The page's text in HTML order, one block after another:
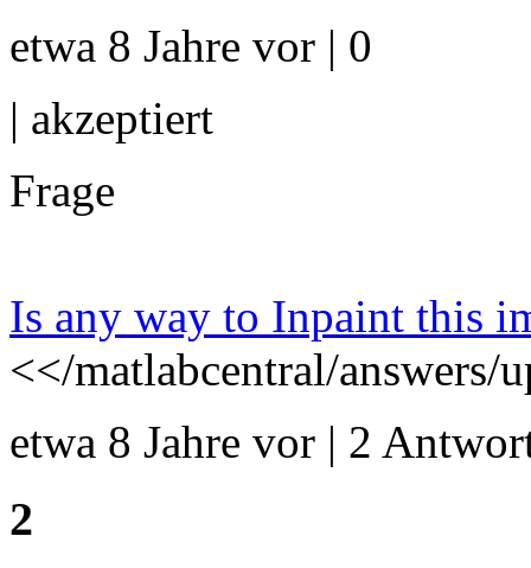
etwa 8 Jahre vor | 0
| akzeptiert
Frage
Is any way to Inpaint this
<</matlabcentral/answers/
etwa 8 Jahre vor | 2
2